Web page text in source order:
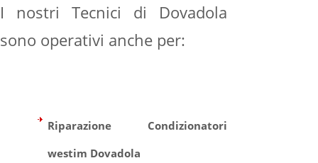
I nostri Tecnici di Dovadola
sono operativi anche per:
Riparazione Condizionatori
westim Dovadola